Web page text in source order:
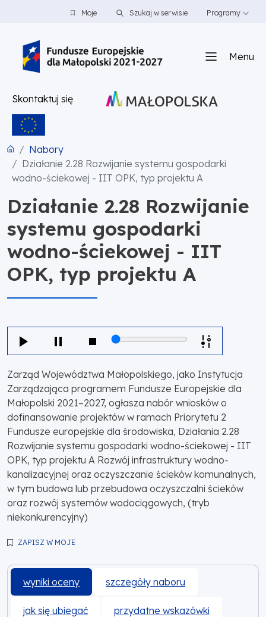
PRZEJDŹ DO TREŚCI
PRZEJDŹ DO MENUMoje Szukaj w serwisie Programy
Menu
Skontaktuj się
Nabory
Działanie 2.28 Rozwijanie systemu gospodarki
wodno-ściekowej - IIT OPK, typ projektu A
Działanie 2.28 Rozwijanie
systemu gospodarki
wodno-ściekowej - IIT
OPK, typ projektu A
Zarząd Województwa Małopolskiego, jako Instytucja
Zarządzająca programem Fundusze Europejskie dla
Małopolski 2021–2027, ogłasza nabór wniosków o
dofinansowanie projektów w ramach Priorytetu 2
Fundusze europejskie dla środowiska, Działania 2.28
Rozwijanie systemu gospodarki wodno-ściekowej - IIT
OPK, typ projektu A Rozwój infrastruktury wodno-
kanalizacyjnej oraz oczyszczanie ścieków komunalnych,
w tym budowa lub przebudowa oczyszczalni ścieków
oraz rozwój systemów wodociągowych, (tryb
niekonkurencyjny)
ZAPISZ W MOJE
wyniki oceny szczegóły naboru
jak się ubiegać przydatne wskazówki